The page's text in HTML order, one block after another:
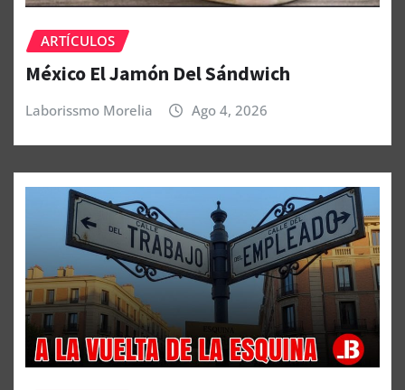
ARTÍCULOS
México El Jamón Del Sándwich
Laborissmo Morelia Ago 4, 2026